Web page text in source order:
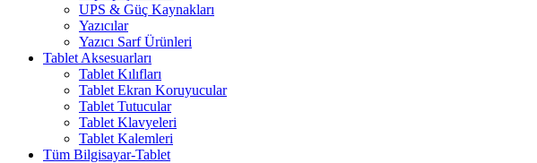
UPS & Güç Kaynakları
Yazıcılar
Yazıcı Sarf Ürünleri
Tablet Aksesuarları
Tablet Kılıfları
Tablet Ekran Koruyucular
Tablet Tutucular
Tablet Klavyeleri
Tablet Kalemleri
Tüm Bilgisayar-Tablet